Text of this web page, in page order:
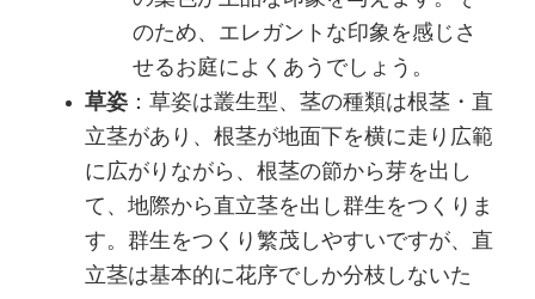
のため、エレガントな印象を感じさ
せるお庭によくあうでしょう。
草姿 ：草姿は叢生型、茎の種類は根茎・直
立茎があり、根茎が地面下を横に走り広範
に広がりながら、根茎の節から芽を出し
て、地際から直立茎を出し群生をつくりま
す。群生をつくり繁茂しやすいですが、直
立茎は基本的に花序でしか分枝しないた